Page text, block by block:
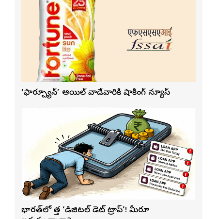
‘ఫార్చ్యూన్’ ఆయిల్ వాడేవారికి షాకింగ్ న్యూస్
భారత్‌లో కొత్త ‘డిజిటల్ డెట్ ట్రాప్’! మీరూ